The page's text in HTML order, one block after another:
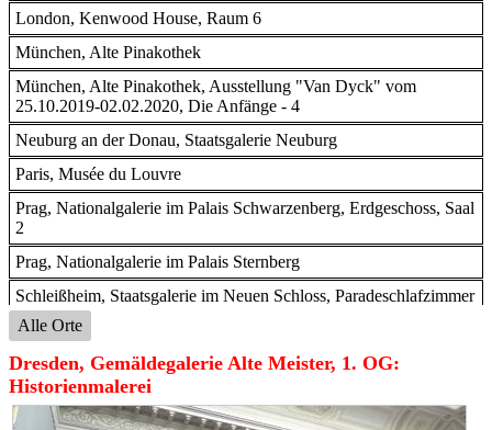
London, Kenwood House, Raum 6
München, Alte Pinakothek
München, Alte Pinakothek, Ausstellung "Van Dyck" vom
25.10.2019-02.02.2020, Die Anfänge - 4
Neuburg an der Donau, Staatsgalerie Neuburg
Paris, Musée du Louvre
Prag, Nationalgalerie im Palais Schwarzenberg, Erdgeschoss, Saal
2
Prag, Nationalgalerie im Palais Sternberg
Schleißheim, Staatsgalerie im Neuen Schloss, Paradeschlafzimmer
im Paradeappartement des Kurfürsten
Liechtenstein" vom 16.02.-10.06.2019
Wien, Kunsthistorisches Museum
Alle Orte
Dresden, Gemäldegalerie Alte Meister, 1. OG:
Historienmalerei